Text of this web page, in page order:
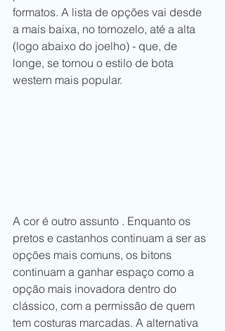
formatos. A lista de opções vai desde
a mais baixa, no tornozelo, até a alta
(logo abaixo do joelho) - que, de
longe, se tornou o estilo de bota
western mais popular.
A cor é outro assunto . Enquanto os
pretos e castanhos continuam a ser as
opções mais comuns, os bitons
continuam a ganhar espaço como a
opção mais inovadora dentro do
clássico, com a permissão de quem
tem costuras marcadas. A alternativa